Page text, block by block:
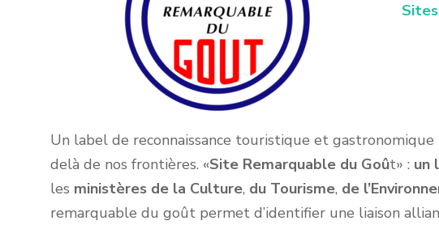
Un label de reconnaissance touristique et
delà de nos frontières. «Site Remarquable du Goût» : un
les ministères de la Culture, du Tourisme, de
remarquable du goût permet d’identifier une liaison